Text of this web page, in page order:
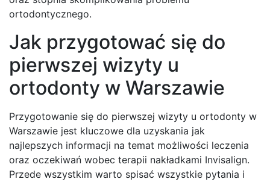
ortodontycznego.
Jak przygotować się do
pierwszej wizyty u
ortodonty w Warszawie
Przygotowanie się do pierwszej wizyty u ortodonty w
Warszawie jest kluczowe dla uzyskania jak
najlepszych informacji na temat możliwości leczenia
oraz oczekiwań wobec terapii nakładkami Invisalign.
Przede wszystkim warto spisać wszystkie pytania i